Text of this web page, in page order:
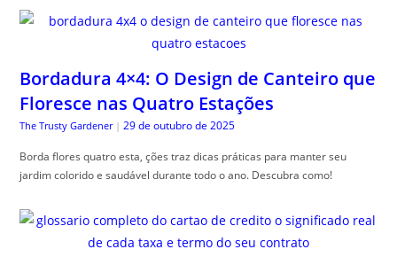
Bordadura 4×4: O Design de Canteiro que
Floresce nas Quatro Estações
The Trusty Gardener | 29 de outubro de 2025
Borda flores quatro esta, ções traz dicas práticas para manter seu
jardim colorido e saudável durante todo o ano. Descubra como!